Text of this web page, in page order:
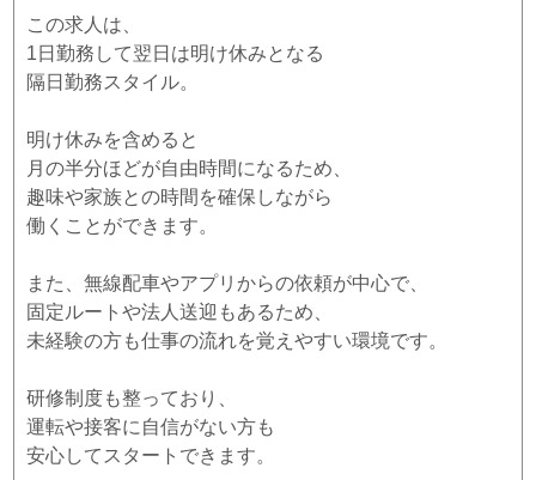
この求人は、
1日勤務して翌日は明け休みとなる
隔日勤務スタイル。
明け休みを含めると
月の半分ほどが自由時間になるため、
趣味や家族との時間を確保しながら
働くことができます。
また、無線配車やアプリからの依頼が中心で、
固定ルートや法人送迎もあるため、
未経験の方も仕事の流れを覚えやすい環境です。
研修制度も整っており、
運転や接客に自信がない方も
安心してスタートできます。